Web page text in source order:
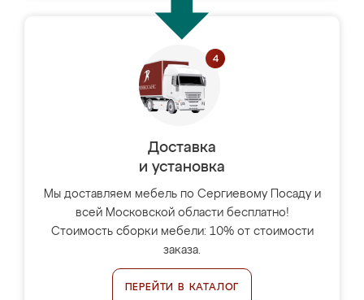
Доставка
и установка
Мы доставляем мебель по Сергиевому Посаду и
всей Московской области бесплатно!
Стоимость сборки мебели: 10% от стоимости
заказа.
ПЕРЕЙТИ В КАТАЛОГ